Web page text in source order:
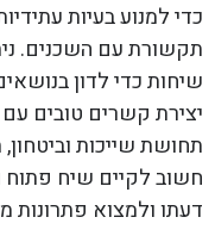
כדי למנוע בעיות
תקשורת עם השכנים.
שיחות כדי לדון
יצירת קשרים טובים עם
תחושת שייכות
חשוב לקיים שיח פתוח
דעתו ולמצוא פתרונות